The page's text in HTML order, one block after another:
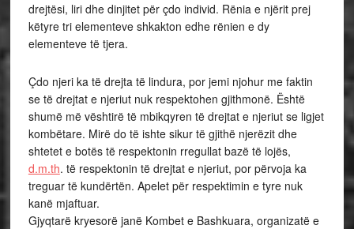
drejtësi, liri dhe dinjitet për çdo individ. Rënia e njërit prej
këtyre tri elementeve shkakton edhe rënien e dy
elementeve të tjera.
Çdo njeri ka të drejta të lindura, por jemi njohur me faktin
se të drejtat e njeriut nuk respektohen gjithmonë. Është
shumë më vështirë të mbikqyren të drejtat e njeriut se ligjet
kombëtare. Mirë do të ishte sikur të gjithë njerëzit dhe
shtetet e botës të respektonin rregullat bazë të lojës,
d.m.th. të respektonin të drejtat e njeriut, por përvoja ka
treguar të kundërtën. Apelet për respektimin e tyre nuk
kanë mjaftuar.
Gjyqtarë kryesorë janë Kombet e Bashkuara, organizatë e